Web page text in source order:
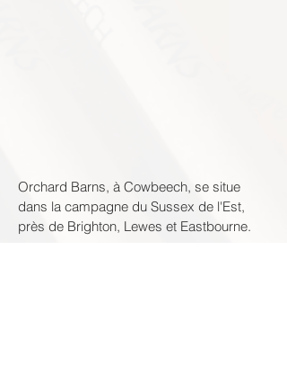
Orchard Barns, à Cowbeech, se situe
dans la campagne du Sussex de l'Est,
près de Brighton, Lewes et Eastbourne.